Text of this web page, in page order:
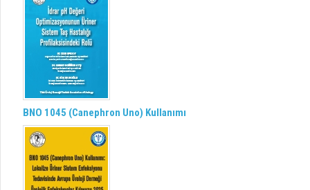
BNO 1045 (Canephron Uno) Kullanımı